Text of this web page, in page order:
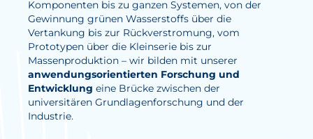
Karriere
Offene Stellen
Weiterentwicklung
Vorteile für Mitarbeiter:innen
Komponenten bis zu ganzen Systemen, von der
Gewinnung grünen Wasserstoffs über die
Vertankung bis zur Rückverstromung, vom
Prototypen über die Kleinserie bis zur
Massenproduktion – wir bilden mit unserer
anwendungsorientierten Forschung und
Entwicklung eine Brücke zwischen der
universitären Grundlagenforschung und der
Industrie.